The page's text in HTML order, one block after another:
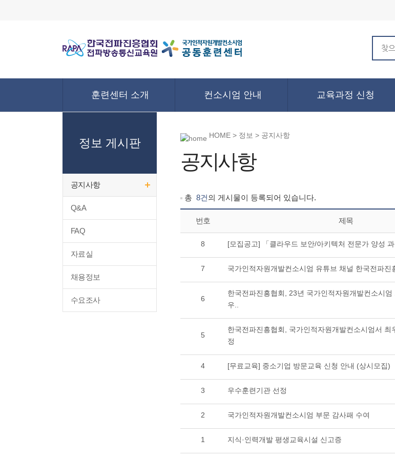
훈련센터 소개 컨소시엄 안내 교육과정 신청
정보 게시판
공지사항
Q&A
FAQ
자료실
채용정보
수요조사
HOME > 정보 > 공지사항
공지사항
총 8건의 게시물이 등록되어 있습니다.
번호 제목
8 [모집공고] 「클라우드 보안/아키텍처 전문가 양성
7 국가인적자원개발컨소시엄 유튜브 채널 한국전파진
6
한국전파진흥협회, 23년 국가인적자원개발컨소시엄
우..
5
한국전파진흥협회, 국가인적자원개발컨소시엄서 최
정
4 [무료교육] 중소기업 방문교육 신청 안내 (상시모집)
3 우수훈련기관 선정
2 국가인적자원개발컨소시엄 부문 감사패 수여
1 지식·인력개발 평생교육시설 신고증